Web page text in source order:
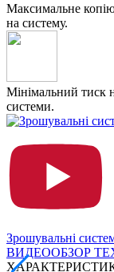
Максимальне
на систему.
Мінімальний тиск
системи.
Зрошувальні
ВИДЕООБЗОР